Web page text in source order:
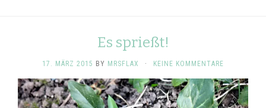
Es sprießt!
17. MÄRZ 2015 BY MRSFLAX · KEINE KOMMENTARE